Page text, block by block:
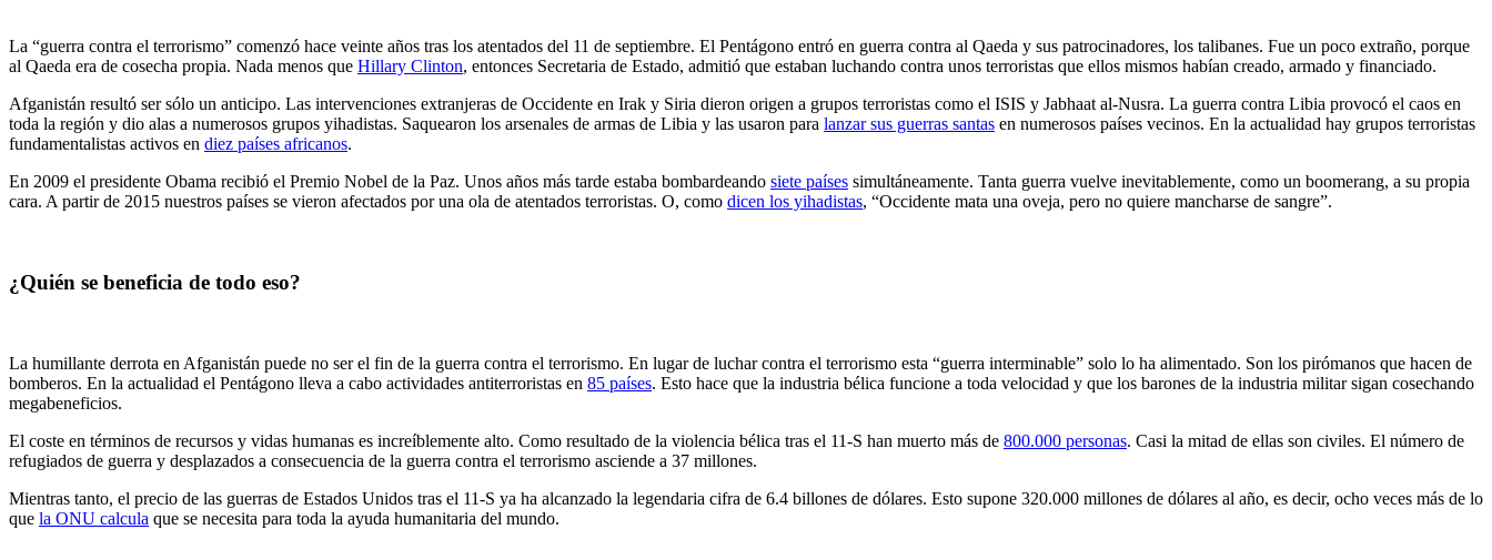
La “guerra contra el terrorismo” comenzó hace veinte años tras los atentados del 11 de septiembre. El Pentágono entró en guerra contra al Qaeda y sus patrocinadores, los talibanes. Fue un poco extraño, porque
al Qaeda era de cosecha propia. Nada menos que Hillary Clinton, entonces Secretaria de Estado, admitió que estaban luchando contra unos terroristas que ellos mismos habían creado, armado y financiado.
Afganistán resultó ser sólo un anticipo. Las intervenciones extranjeras de Occidente en Irak y Siria dieron origen a grupos terroristas como el ISIS y Jabhaat al-Nusra. La guerra contra Libia provocó el caos en
toda la región y dio alas a numerosos grupos yihadistas. Saquearon los arsenales de armas de Libia y las usaron para lanzar sus guerras santas en numerosos países vecinos. En la actualidad hay grupos terroristas
fundamentalistas activos en diez países africanos.
En 2009 el presidente Obama recibió el Premio Nobel de la Paz. Unos años más tarde estaba bombardeando siete países simultáneamente. Tanta guerra vuelve inevitablemente, como un boomerang, a su propia
cara. A partir de 2015 nuestros países se vieron afectados por una ola de atentados terroristas. O, como dicen los yihadistas, “Occidente mata una oveja, pero no quiere mancharse de sangre”.
¿Quién se beneficia de todo eso?
La humillante derrota en Afganistán puede no ser el fin de la guerra contra el terrorismo. En lugar de luchar contra el terrorismo esta “guerra interminable” solo lo ha alimentado. Son los pirómanos que hacen de
bomberos. En la actualidad el Pentágono lleva a cabo actividades antiterroristas en 85 países. Esto hace que la industria bélica funcione a toda velocidad y que los barones de la industria militar sigan cosechando
megabeneficios.
El coste en términos de recursos y vidas humanas es increíblemente alto. Como resultado de la violencia bélica tras el 11-S han muerto más de 800.000 personas. Casi la mitad de ellas son civiles. El número de
refugiados de guerra y desplazados a consecuencia de la guerra contra el terrorismo asciende a 37 millones.
Mientras tanto, el precio de las guerras de Estados Unidos tras el 11-S ya ha alcanzado la legendaria cifra de 6.4 billones de dólares. Esto supone 320.000 millones de dólares al año, es decir, ocho veces más de lo
que la ONU calcula que se necesita para toda la ayuda humanitaria del mundo.